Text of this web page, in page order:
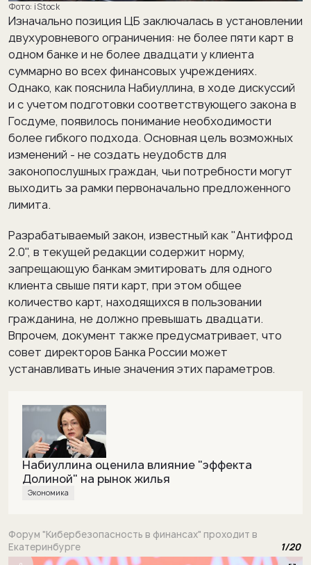
iStock
Изначально позиция ЦБ заключалась в установлении
двухуровневого ограничения: не более пяти карт в
одном банке и не более двадцати у клиента
суммарно во всех финансовых учреждениях.
Однако, как пояснила Набиуллина, в ходе дискуссий
и с учетом подготовки соответствующего закона в
Госдуме, появилось понимание необходимости
более гибкого подхода. Основная цель возможных
изменений - не создать неудобств для
законопослушных граждан, чьи потребности могут
выходить за рамки первоначально предложенного
лимита.
Разрабатываемый закон, известный как "Антифрод
2.0", в текущей редакции содержит норму,
запрещающую банкам эмитировать для одного
клиента свыше пяти карт, при этом общее
количество карт, находящихся в пользовании
гражданина, не должно превышать двадцати.
Впрочем, документ также предусматривает, что
совет директоров Банка России может
устанавливать иные значения этих параметров.
Набиуллина оценила влияние "эффекта
Долиной" на рынок жилья
Экономика
Форум "Кибербезопасность в финансах" проходит в
Екатеринбурге
1/20